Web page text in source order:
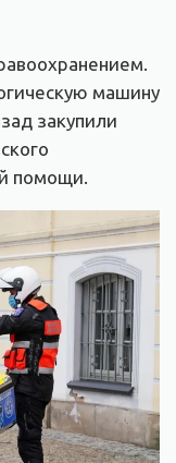
машину
закупили
помощи.